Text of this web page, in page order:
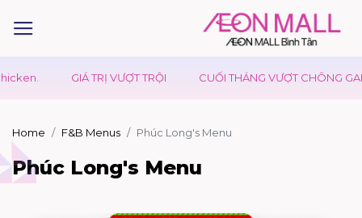
GIÁ TRỊ VƯỢT TRỘI CUỐI THÁNG VƯỢT CHÔNG GAI - CÓ UDON
Home F&B Menus Phúc Long's Menu
Phúc Long's Menu